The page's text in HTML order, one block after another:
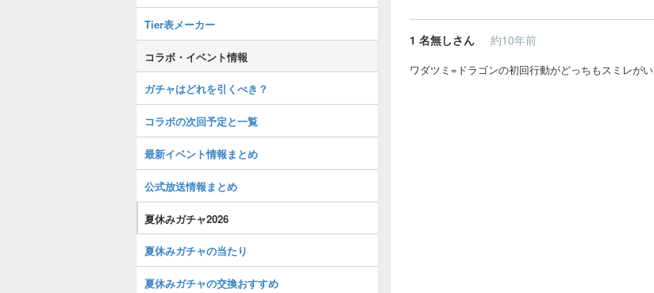
1 名無しさん 約10年前
ワダツミ=ドラゴンの初回行動がどっちもスミレが
Tier表メーカー
コラボ・イベント情報
ガチャはどれを引くべき？
コラボの次回予定と一覧
最新イベント情報まとめ
公式放送情報まとめ
夏休みガチャ2026
夏休みガチャの当たり
夏休みガチャの交換おすすめ